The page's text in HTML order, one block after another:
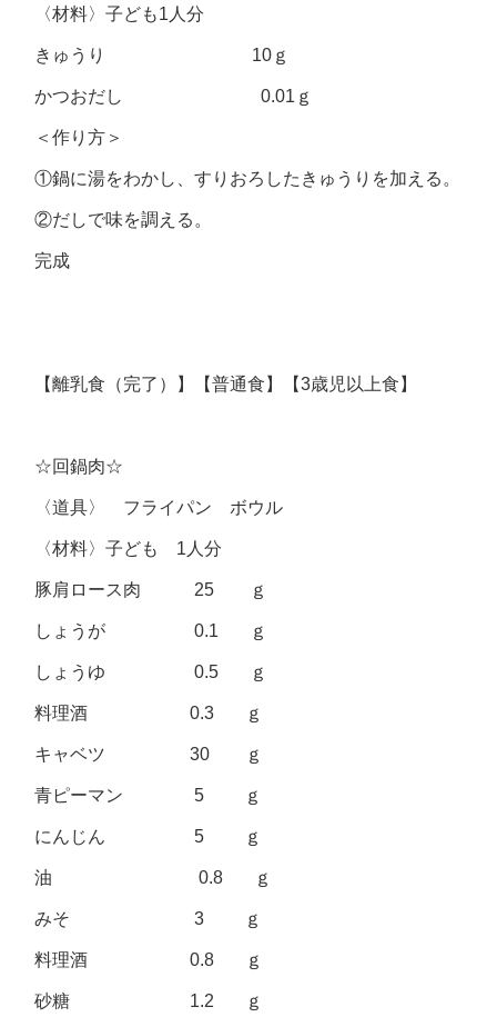
〈材料〉子ども1人分
きゅうり 10ｇ
かつおだし 0.01ｇ
＜作り方＞
①鍋に湯をわかし、すりおろしたきゅうりを加える。
②だしで味を調える。
完成
【離乳食（完了）】【普通食】【3歳児以上食】
☆回鍋肉☆
〈道具〉 フライパン ボウル
〈材料〉子ども 1人分
豚肩ロース肉 25 ｇ
しょうが 0.1 ｇ
しょうゆ 0.5 ｇ
料理酒 0.3 ｇ
キャベツ 30 ｇ
青ピーマン 5 ｇ
にんじん 5 ｇ
油 0.8 ｇ
みそ 3 ｇ
料理酒 0.8 ｇ
砂糖 1.2 ｇ